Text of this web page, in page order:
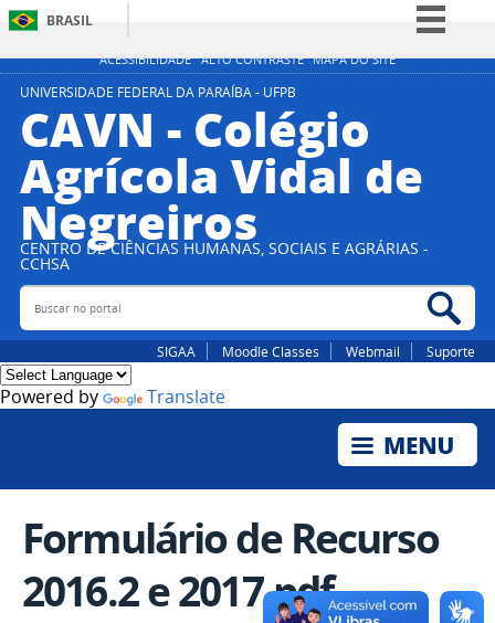
ACESSIBILIDADE ALTO CONTRASTE MAPA DO SITE
BRASIL
Simplifique!
Participe
Acesso à informação
Legislação
UNIVERSIDADE FEDERAL DA PARAÍBA - UFPB
CAVN - Colégio
Agrícola Vidal de
Negreiros
CENTRO DE CIÊNCIAS HUMANAS, SOCIAIS E AGRÁRIAS -
CCHSA
Buscar no portal
SIGAA Moodle Classes Webmail Suporte
Powered by Translate
Formulário de Recurso
2016.2 e 2017.pdf